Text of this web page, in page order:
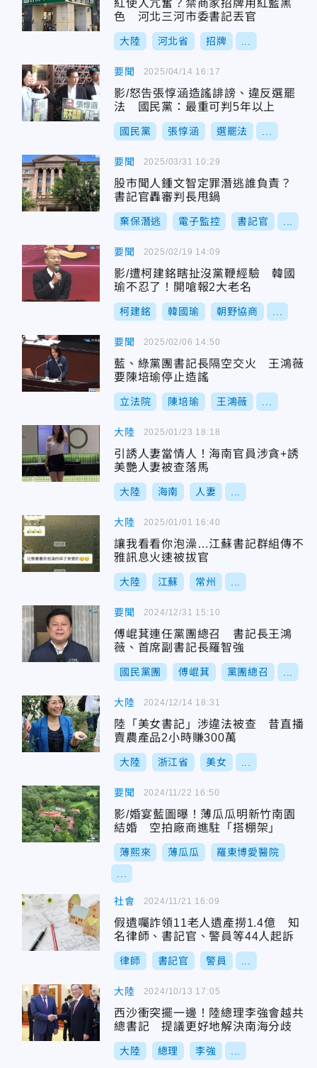
紅使人亢奮？禁商家招牌用紅藍黑
色 河北三河市委書記丟官
大陸 河北省 招牌
要聞
影/怒告張惇涵造謠誹謗、違反選罷
法 國民黨：最重可判5年以上
國民黨 張惇涵 選罷法
2025/04/14 16:17
要聞
股市聞人鍾文智定罪潛逃誰負責？
書記官轟審判長甩鍋
棄保潛逃 電子監控 書記官
2025/03/31 10:29
要聞
影/遭柯建銘瞎扯沒黨鞭經驗 韓國
瑜不忍了！開嗆報2大老名
柯建銘 韓國瑜 朝野協商
2025/02/19 14:09
要聞
藍、綠黨團書記長隔空交火 王鴻薇
要陳培瑜停止造謠
立法院 陳培瑜 王鴻薇
2025/02/06 14:50
大陸
引誘人妻當情人！海南官員涉貪+誘
美艷人妻被查落馬
大陸 海南 人妻
2025/01/23 18:18
大陸
讓我看看你泡澡…江蘇書記群組傳不
雅訊息火速被拔官
大陸 江蘇 常州
2025/01/01 16:40
要聞
傅崐萁連任黨團總召 書記長王鴻
薇、首席副書記長羅智強
國民黨團 傅崐萁 黨團總召
2024/12/31 15:10
大陸
陸「美女書記」涉違法被查 昔直播
賣農產品2小時賺300萬
大陸 浙江省 美女
2024/12/14 18:31
要聞
影/婚宴藍圖曝！薄瓜瓜明新竹南園
結婚 空拍廠商進駐「搭棚架」
薄熙來 薄瓜瓜 羅東博愛醫院
2024/11/22 16:50
社會
假遺囑詐領11老人遺產撈1.4億 知
名律師、書記官、警員等44人起訴
律師 書記官 警員
2024/11/21 16:09
大陸
西沙衝突擺一邊！陸總理李強會越共
總書記 提議更好地解決南海分歧
大陸 總理 李強
2024/10/13 17:05